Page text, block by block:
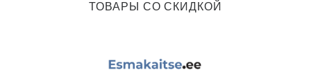
ТОВАРЫ СО СКИДКОЙ